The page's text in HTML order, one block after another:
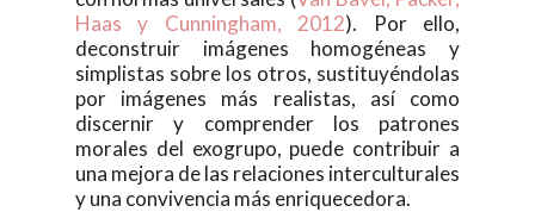
Haas y Cunningham, 2012). Por ello,
deconstruir imágenes homogéneas y
simplistas sobre los otros, sustituyéndolas
por imágenes más realistas, así como
discernir y comprender los patrones
morales del exogrupo, puede contribuir a
una mejora de las relaciones interculturales
y una convivencia más enriquecedora.